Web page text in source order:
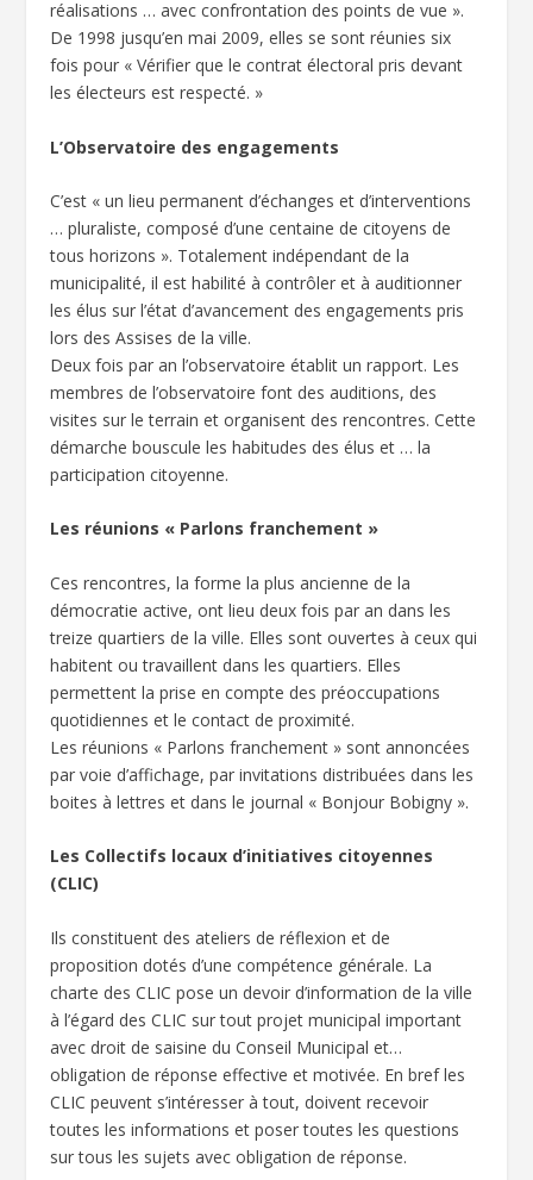
réalisations … avec confrontation des points de vue ».
De 1998 jusqu’en mai 2009, elles se sont réunies six
fois pour « Vérifier que le contrat électoral pris devant
les électeurs est respecté. »
L’Observatoire des engagements
C’est « un lieu permanent d’échanges et d’interventions
… pluraliste, composé d’une centaine de citoyens de
tous horizons ». Totalement indépendant de la
municipalité, il est habilité à contrôler et à auditionner
les élus sur l’état d’avancement des engagements pris
lors des Assises de la ville.
Deux fois par an l’observatoire établit un rapport. Les
membres de l’observatoire font des auditions, des
visites sur le terrain et organisent des rencontres. Cette
démarche bouscule les habitudes des élus et … la
participation citoyenne.
Les réunions « Parlons franchement »
Ces rencontres, la forme la plus ancienne de la
démocratie active, ont lieu deux fois par an dans les
treize quartiers de la ville. Elles sont ouvertes à ceux qui
habitent ou travaillent dans les quartiers. Elles
permettent la prise en compte des préoccupations
quotidiennes et le contact de proximité.
Les réunions « Parlons franchement » sont annoncées
par voie d’affichage, par invitations distribuées dans les
boites à lettres et dans le journal « Bonjour Bobigny ».
Les Collectifs locaux d’initiatives citoyennes
(CLIC)
Ils constituent des ateliers de réflexion et de
proposition dotés d’une compétence générale. La
charte des CLIC pose un devoir d’information de la ville
à l’égard des CLIC sur tout projet municipal important
avec droit de saisine du Conseil Municipal et…
obligation de réponse effective et motivée. En bref les
CLIC peuvent s’intéresser à tout, doivent recevoir
toutes les informations et poser toutes les questions
sur tous les sujets avec obligation de réponse.